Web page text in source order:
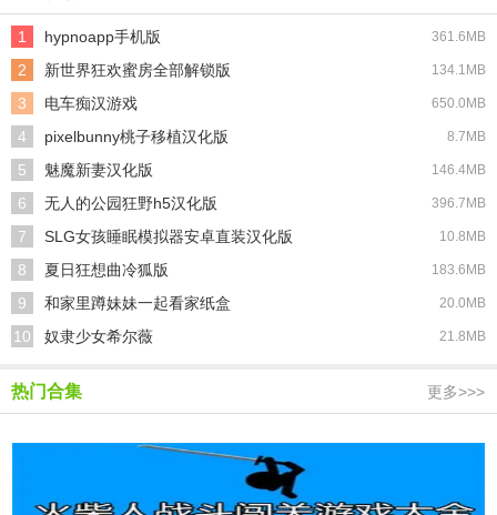
1 hypnoapp手机版 361.6MB
2 新世界狂欢蜜房全部解锁版 134.1MB
3 电车痴汉游戏 650.0MB
4 pixelbunny桃子移植汉化版 8.7MB
5 魅魔新妻汉化版 146.4MB
6 无人的公园狂野h5汉化版 396.7MB
7 SLG女孩睡眠模拟器安卓直装汉化版 10.8MB
8 夏日狂想曲冷狐版 183.6MB
9 和家里蹲妹妹一起看家纸盒 20.0MB
10 奴隶少女希尔薇 21.8MB
热门合集 更多>>>